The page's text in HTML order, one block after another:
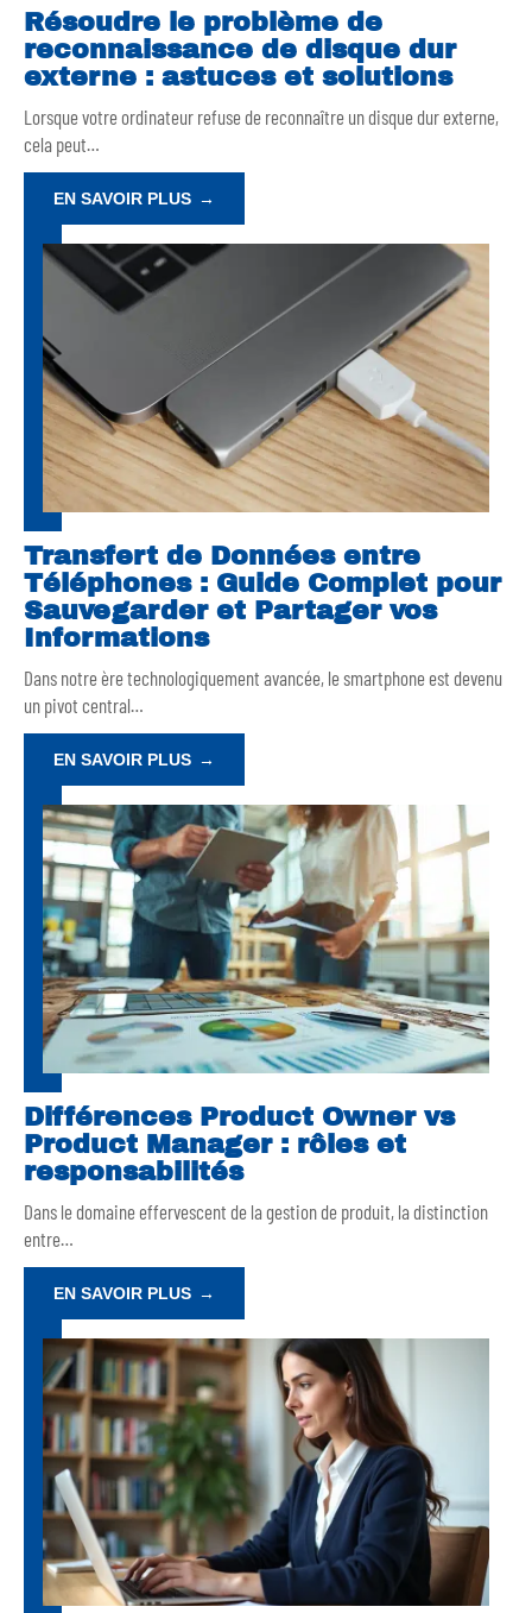
Résoudre le problème de
reconnaissance de disque dur
externe : astuces et solutions
Lorsque votre ordinateur refuse de reconnaître un disque dur externe,
cela peut…
EN SAVOIR PLUS
Transfert de Données entre
Téléphones : Guide Complet pour
Sauvegarder et Partager vos
Informations
Dans notre ère technologiquement avancée, le smartphone est devenu
un pivot central…
EN SAVOIR PLUS
Différences Product Owner vs
Product Manager : rôles et
responsabilités
Dans le domaine effervescent de la gestion de produit, la distinction
entre…
EN SAVOIR PLUS